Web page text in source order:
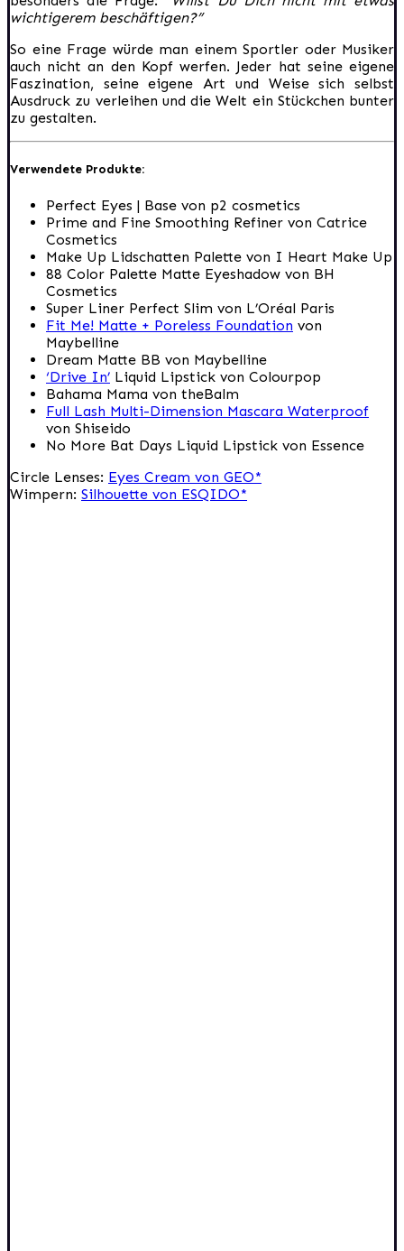
wichtigerem beschäftigen?”
So eine Frage würde man einem Sportler oder Musiker
auch nicht an den Kopf werfen. Jeder hat seine eigene
Faszination, seine eigene Art und Weise sich selbst
Ausdruck zu verleihen und die Welt ein Stückchen bunter
zu gestalten.
Verwendete Produkte:
Perfect Eyes | Base von p2 cosmetics
Prime and Fine Smoothing Refiner von Catrice
Cosmetics
Make Up Lidschatten Palette von I Heart Make Up
88 Color Palette Matte Eyeshadow von BH
Cosmetics
Super Liner Perfect Slim von L’Oréal Paris
Fit Me! Matte + Poreless Foundation von
Maybelline
Dream Matte BB von Maybelline
‘Drive In’ Liquid Lipstick von Colourpop
Bahama Mama von theBalm
Full Lash Multi-Dimension Mascara Waterproof
von Shiseido
No More Bat Days Liquid Lipstick von Essence
Circle Lenses: Eyes Cream von GEO*
Wimpern: Silhouette von ESQIDO*